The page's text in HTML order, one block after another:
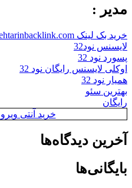
مدیر :
خرید بک لینک behtarinbacklink.com
لایسنس نود32
پسورد نود 32
اوکلی لایسنس رایگان نود 32
همیار نود 32
بهترین سئو
رایگان
خرید آنتی
آخرین دیدگاه‌ها
بایگانی‌ها